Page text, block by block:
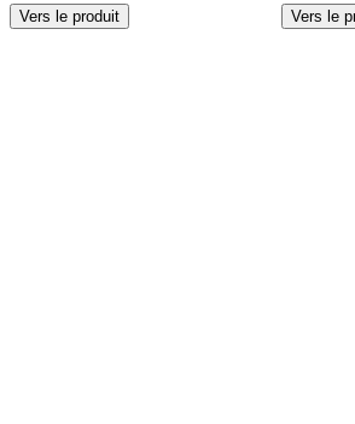
Ce
produit
Vers le produit
Ce
produit
Vers le